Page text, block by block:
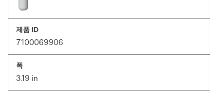
제품 ID
7100069906
폭
3.19 in